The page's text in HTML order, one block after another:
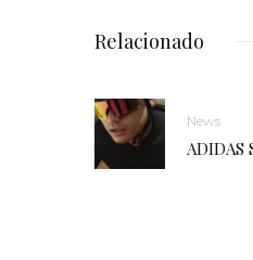
Relacionado
News
ADIDAS